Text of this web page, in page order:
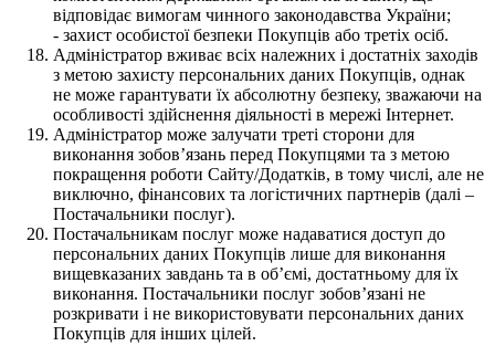
відповідає вимогам чинного законодавства України;
- захист особистої безпеки Покупців або третіх осіб.
Адміністратор вживає всіх належних і достатніх заходів
з метою захисту персональних даних Покупців, однак
не може гарантувати їх абсолютну безпеку, зважаючи на
особливості здійснення діяльності в мережі Інтернет.
Адміністратор може залучати треті сторони для
виконання зобов’язань перед Покупцями та з метою
покращення роботи Сайту/Додатків, в тому числі, але не
виключно, фінансових та логістичних партнерів (далі –
Постачальники послуг).
Постачальникам послуг може надаватися доступ до
персональних даних Покупців лише для виконання
вищевказаних завдань та в об’ємі, достатньому для їх
виконання. Постачальники послуг зобов’язані не
розкривати і не використовувати персональних даних
Покупців для інших цілей.